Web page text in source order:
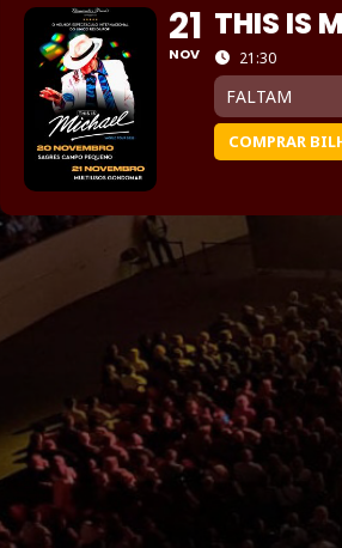
21
NOV
THIS IS
21:30
FALTAM
COMPRAR